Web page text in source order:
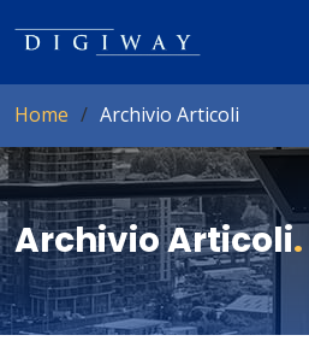
Home Archivio Articoli
Archivio Articoli.